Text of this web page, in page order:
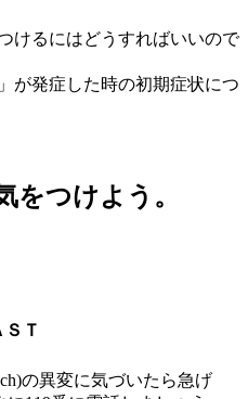
けるにはどうすればいいので
が発症した時の初期症状につ
をつけよう。
ＳＴ
の異変に気づいたら急げ